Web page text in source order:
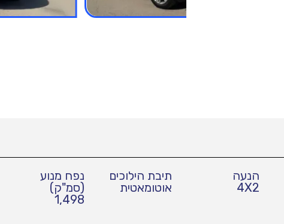
הנעה
4X2
תיבת הילוכים
אוטומאטית
נפח מנוע
(סמ"ק)
1,498